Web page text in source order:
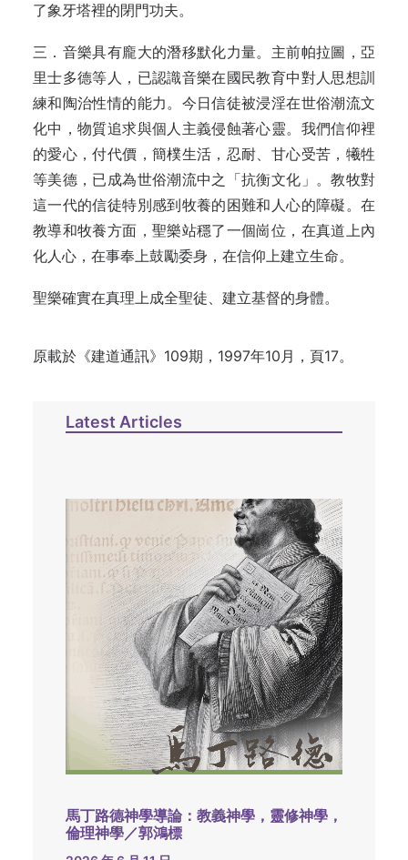
了象牙塔裡的閉門功夫。
三．音樂具有龐大的潛移默化力量。主前帕拉圖，亞
里士多德等人，已認識音樂在國民教育中對人思想訓
練和陶治性情的能力。今日信徒被浸淫在世俗潮流文
化中，物質追求與個人主義侵蝕著心靈。我們信仰裡
的愛心，付代價，簡樸生活，忍耐、甘心受苦，犧牲
等美德，已成為世俗潮流中之「抗衡文化」。教牧對
這一代的信徒特別感到牧養的困難和人心的障礙。在
教導和牧養方面，聖樂站穩了一個崗位，在真道上內
化人心，在事奉上鼓勵委身，在信仰上建立生命。
聖樂確實在真理上成全聖徒、建立基督的身體。
原載於《建道通訊》109期，1997年10月，頁17。
Latest Articles
馬丁路德神學導論：教義神學，靈修神學，
倫理神學／郭鴻標